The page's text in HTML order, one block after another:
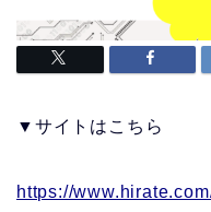
▼サイトはこちら
https://